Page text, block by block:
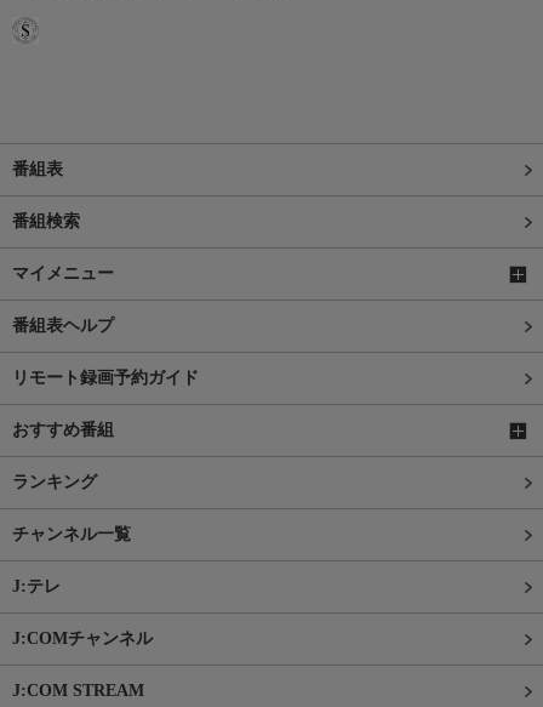
番組表
番組検索
マイメニュー
番組表ヘルプ
リモート録画予約ガイド
おすすめ番組
ランキング
チャンネル一覧
J:テレ
J:COMチャンネル
J:COM STREAM